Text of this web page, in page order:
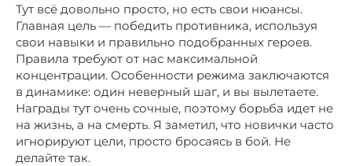
Тут всё довольно просто, но есть свои нюансы.
Главная цель — победить противника, используя
свои навыки и правильно подобранных героев.
Правила требуют от нас максимальной
концентрации. Особенности режима заключаются
в динамике: один неверный шаг, и вы вылетаете.
Награды тут очень сочные, поэтому борьба идет не
на жизнь, а на смерть. Я заметил, что новички часто
игнорируют цели, просто бросаясь в бой. Не
делайте так.